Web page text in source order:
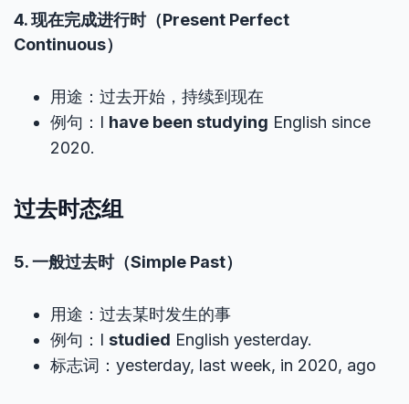
4. 现在完成进行时（Present Perfect
Continuous）
用途：过去开始，持续到现在
例句：I have been studying English since
2020.
过去时态组
5. 一般过去时（Simple Past）
用途：过去某时发生的事
例句：I studied English yesterday.
标志词：yesterday, last week, in 2020, ago